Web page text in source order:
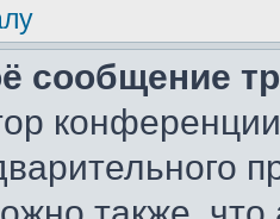
сообщение